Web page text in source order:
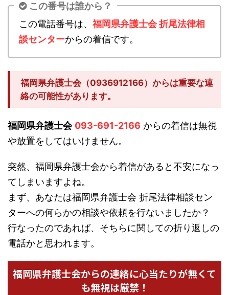
この番号は誰から？
この電話番号は、 福岡県弁護士会 折尾法律相
談センターからの着信です。
福岡県弁護士会（0936912166）からは重要な連
絡の可能性があります。
福岡県弁護士会 093-691-2166 からの着信は無視
や放置をしてはいけません。
突然、福岡県弁護士会から着信があると不安になっ
てしまいますよね。
まず、あなたは福岡県弁護士会 折尾法律相談セン
ターへの何らかの相談や依頼を行ないましたか？
行なったのであれば、そちらに関しての折り返しの
電話かと思われます。
福岡県弁護士会からの連絡に心当たりが無くて
も無視は厳禁！